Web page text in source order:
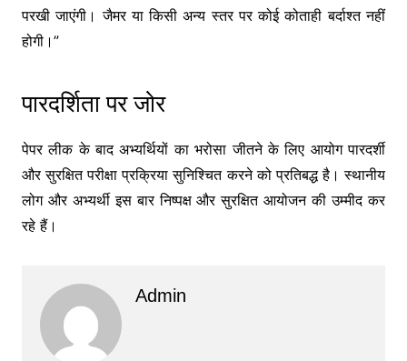
परखी जाएंगी। जैमर या किसी अन्य स्तर पर कोई कोताही बर्दाश्त नहीं
होगी।”
पारदर्शिता पर जोर
पेपर लीक के बाद अभ्यर्थियों का भरोसा जीतने के लिए आयोग पारदर्शी
और सुरक्षित परीक्षा प्रक्रिया सुनिश्चित करने को प्रतिबद्ध है। स्थानीय
लोग और अभ्यर्थी इस बार निष्पक्ष और सुरक्षित आयोजन की उम्मीद कर
रहे हैं।
Admin